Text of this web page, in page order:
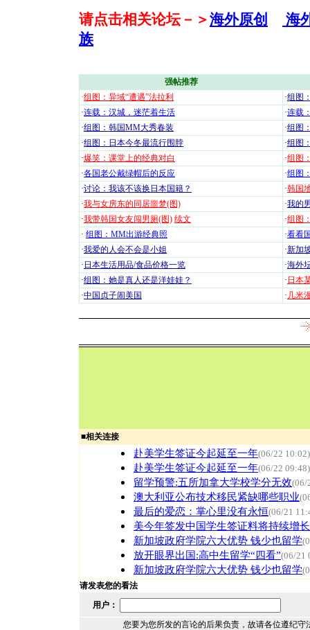
请点击相关论坛－＞海外原创
海
族
强帖推荐
·组图：异域“遭遇”法拉利 ·组图
·连载：汉城，迷茫着生活 ·连载
·组图：韩国MM大秀春装 ·组图
·组图：日本今冬最流行围脖 ·组图
·爆笑：课堂上的经典对白 ·组图
·各国老公戴绿帽后的反应 ·组图
·讨论：我该不该换日本国籍？ ·韩国
·我与女房东的同居噩梦(图) ·我的
·我带韩国女友闯男厕(图) 续文 ·组图
· 组图：MM出游经典照 ·看看
·我爱的人会不会是小姐 ·新加
· 日本生活用品/食品价格一览 ·海外
·组图：她是真人还是洋娃娃？ · 日本
·中国贞子闹美国 · 几米
■相关连接
赴美学生签证今起延至一年(06/22 10:02)
赴美学生签证今起延至一年(06/22 09:48)
留学预警:五所加拿大学校学分无效(06/
澳大利亚公布技术移民紧缺哪些职业
最后的爱恋：掌心里没有永恒(06/21
美今年签发中国学生签证料将持续增长
新加坡政府学院六大优势 钱少也留学
放开眼界出国:高中生留学“四看”(06/21
新加坡政府学院六大优势 钱少也留学
请发表您的看法
用户：
您要为您所发的言论的后果负责，故请各位遵纪守